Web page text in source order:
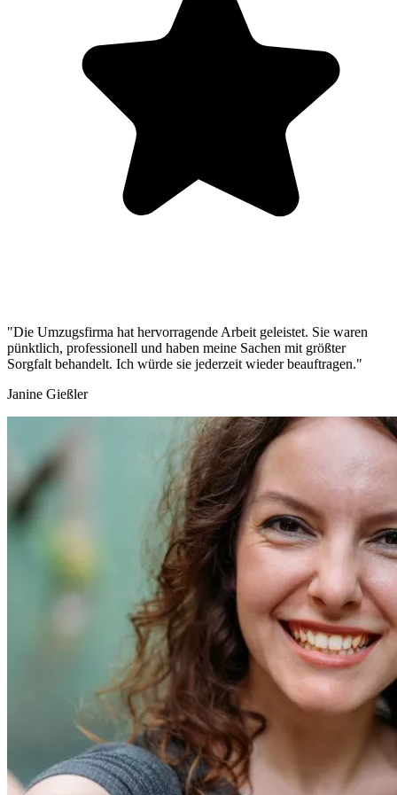
"Die Umzugsfirma hat hervorragende Arbeit geleistet. Sie waren
pünktlich, professionell und haben meine Sachen mit größter
Sorgfalt behandelt. Ich würde sie jederzeit wieder beauftragen."
Janine Gießler